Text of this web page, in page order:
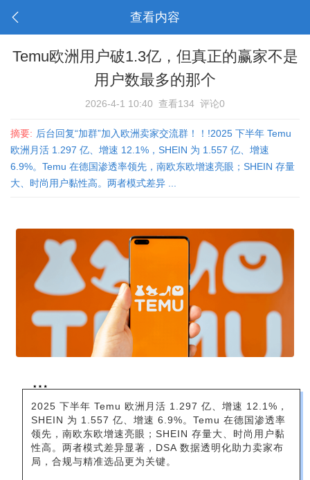
查看内容
Temu欧洲用户破1.3亿，但真正的赢家不是
用户数最多的那个
2026-4-1 10:40 查看134 评论0
摘要: 后台回复“加群”加入欧洲卖家交流群！！!2025 下半年 Temu
欧洲月活 1.297 亿、增速 12.1%，SHEIN 为 1.557 亿、增速
6.9%。Temu 在德国渗透率领先，南欧东欧增速亮眼；SHEIN 存量
大、时尚用户黏性高。两者模式差异 ...
2025 下半年 Temu 欧洲月活 1.297 亿、增速 12.1%，
SHEIN 为 1.557 亿、增速 6.9%。Temu 在德国渗透率
领先，南欧东欧增速亮眼；SHEIN 存量大、时尚用户黏
性高。两者模式差异显著，DSA 数据透明化助力卖家布
局，合规与精准选品更为关键。